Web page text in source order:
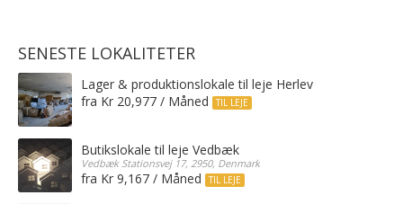
SENESTE LOKALITETER
Lager & produktionslokale til leje Herlev
fra Kr 20,977 / Måned
TIL LEJE
Butikslokale til leje Vedbæk
Vedbæk Stationsvej 17, 2950, Denmark
fra Kr 9,167 / Måned TIL LEJE